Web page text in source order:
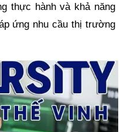
thực hành và khả năng
ứng nhu cầu thị trường